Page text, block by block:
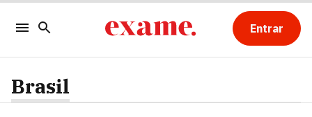
Entrar
Brasil